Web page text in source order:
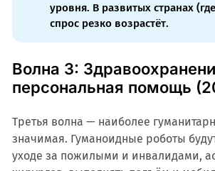
уровня. В развитых странах
спрос резко возрастёт.
Волна 3:
персональная помощь
Третья волна — наиболее
значимая. Гуманоидные роботы
уходе за пожилыми и инвалидами,